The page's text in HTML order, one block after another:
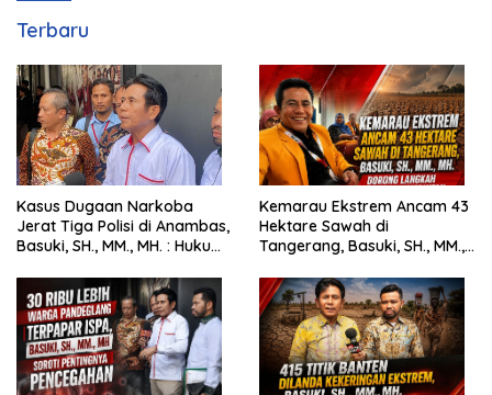
Terbaru
Kasus Dugaan Narkoba
Jerat Tiga Polisi di Anambas,
Basuki, SH., MM., MH. : Hukum
Kemarau Ekstrem Ancam 43
Hektare Sawah di
Tangerang, Basuki, SH., MM.,
Pemerintah